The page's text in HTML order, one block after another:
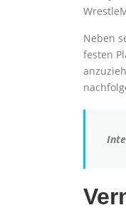
Neben
festen